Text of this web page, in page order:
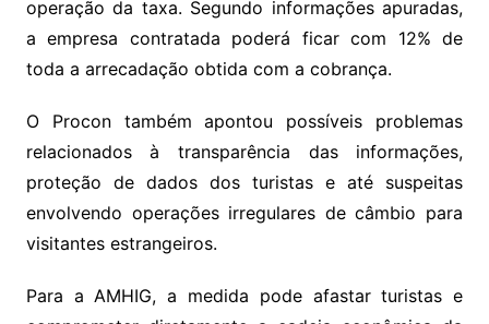
operação da taxa. Segundo informações apuradas,
a empresa contratada poderá ficar com 12% de
toda a arrecadação obtida com a cobrança.
O Procon também apontou possíveis problemas
relacionados à transparência das informações,
proteção de dados dos turistas e até suspeitas
envolvendo operações irregulares de câmbio para
visitantes estrangeiros.
Para a AMHIG, a medida pode afastar turistas e